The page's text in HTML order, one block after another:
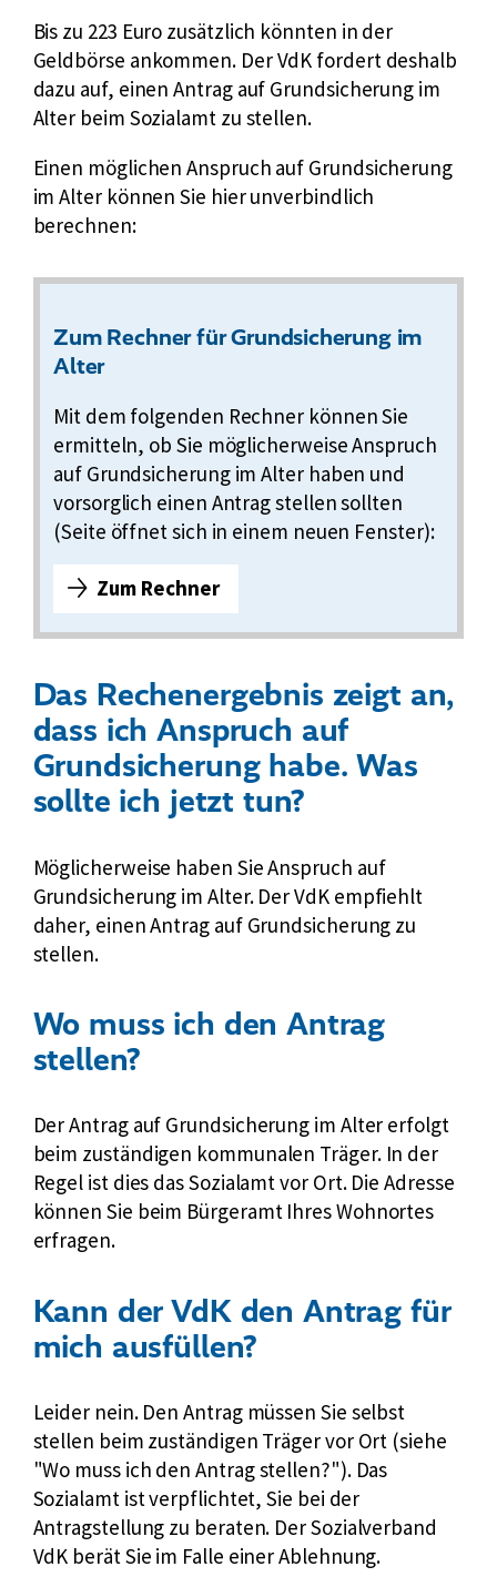
Bis zu 223 Euro zusätzlich könnten in der
Geldbörse ankommen. Der VdK fordert deshalb
dazu auf, einen Antrag auf Grundsicherung im
Alter beim Sozialamt zu stellen.
Einen möglichen Anspruch auf Grundsicherung
im Alter können Sie hier unverbindlich
berechnen:
Zum Rechner für Grundsicherung im
Alter
Mit dem folgenden Rechner können Sie
ermitteln, ob Sie möglicherweise Anspruch
auf Grundsicherung im Alter haben und
vorsorglich einen Antrag stellen sollten
(Seite öffnet sich in einem neuen Fenster):
Zum Rechner
Z
u
e
c
h
n
f
ü
r
G
u
n
d
i
c
h
e
r
g
i
A
l
e
r
Das Rechenergebnis zeigt an,
dass ich Anspruch auf
Grundsicherung habe. Was
sollte ich jetzt tun?
Möglicherweise haben Sie Anspruch auf
Grundsicherung im Alter. Der VdK empfiehlt
daher, einen Antrag auf Grundsicherung zu
stellen.
Wo muss ich den Antrag
stellen?
Der Antrag auf Grundsicherung im Alter erfolgt
beim zuständigen kommunalen Träger. In der
Regel ist dies das Sozialamt vor Ort. Die Adresse
können Sie beim Bürgeramt Ihres Wohnortes
erfragen.
Kann der VdK den Antrag für
mich ausfüllen?
Leider nein. Den Antrag müssen Sie selbst
stellen beim zuständigen Träger vor Ort (siehe
"Wo muss ich den Antrag stellen?"). Das
Sozialamt ist verpflichtet, Sie bei der
Antragstellung zu beraten. Der Sozialverband
VdK berät Sie im Falle einer Ablehnung.